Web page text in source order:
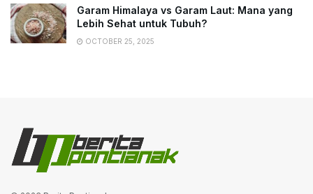
Garam Himalaya vs Garam Laut: Mana yang
Lebih Sehat untuk Tubuh?
OCTOBER 25, 2025